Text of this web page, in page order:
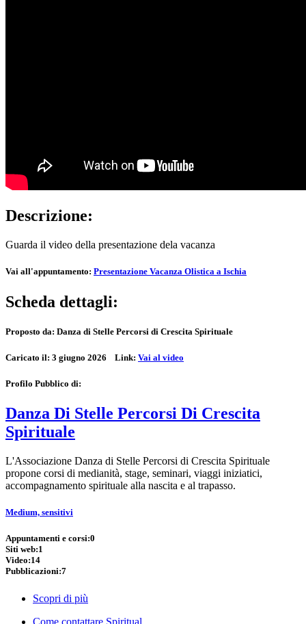
Descrizione:
Guarda il video della presentazione dela vacanza
Vai all'appuntamento: Presentazione Vacanza Olistica a Ischia
Scheda dettagli:
Proposto da: Danza di Stelle Percorsi di Crescita Spirituale
Caricato il: 3 giugno 2026 Link: Vai al video
Profilo Pubblico di:
Danza Di Stelle Percorsi Di Crescita
Spirituale
L'Associazione Danza di Stelle Percorsi di Crescita Spirituale
propone corsi di medianità, stage, seminari, viaggi iniziatici,
accompagnamento spirituale alla nascita e al trapasso.
Medium, sensitivi
Appuntamenti e corsi:0
Siti web:1
Video:14
Pubblicazioni:7
Scopri di più
Come contattare Spiritual